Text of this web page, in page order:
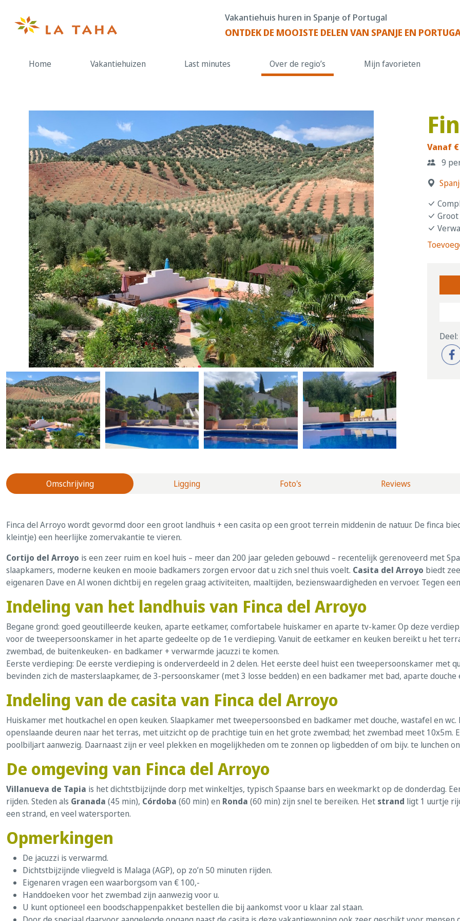
Vakantiehuis huren in Spanje of Portugal
ONTDEK DE MOOISTE DELEN VAN SPANJE EN
Home Vakantiehuizen Last minutes Over de regio’s Mijn favorieten
Vanaf
9
Deel:
Omschrijving Ligging Foto's Reviews
Finca del Arroyo wordt gevormd door een groot landhuis + een casita op een groot terrein middenin de natuur. De finca
kleintje) een heerlijke zomervakantie te vieren.
Cortijo del Arroyo is een zeer ruim en koel huis – meer dan 200 jaar geleden gebouwd – recentelijk gerenoveerd met
slaapkamers, moderne keuken en mooie badkamers zorgen ervoor dat u zich snel thuis voelt. Casita del Arroyo biedt
eigenaren Dave en Al wonen dichtbij en regelen graag activiteiten, maaltijden, bezienswaardigheden en vervoer. Tegen
Indeling van het landhuis van Finca del Arroyo
Begane grond: goed geoutilleerde keuken, aparte eetkamer, comfortabele huiskamer en aparte tv-kamer. Op deze
voor de tweepersoonskamer in het aparte gedeelte op de 1e verdieping. Vanuit de eetkamer en keuken bereikt u het
zwembad, de buitenkeuken- en badkamer + verwarmde jacuzzi te komen.
Eerste verdieping: De eerste verdieping is onderverdeeld in 2 delen. Het eerste deel huist een tweepersoonskamer met
bevinden zich de masterslaapkamer, de 3-persoonskamer (met 3 losse bedden) en een badkamer met bad, aparte douche
Indeling van de casita van Finca del Arroyo
Huiskamer met houtkachel en open keuken. Slaapkamer met tweepersoonsbed en badkamer met douche, wastafel en
openslaande deuren naar het terras, met uitzicht op de prachtige tuin en het grote zwembad; het zwembad meet
poolbiljart aanwezig. Daarnaast zijn er veel plekken en mogelijkheden om te zonnen op ligbedden of om bijv. te lunchen
De omgeving van Finca del Arroyo
Villanueva de Tapia is het dichtstbijzijnde dorp met winkeltjes, typisch Spaanse bars en weekmarkt op de donderdag.
rijden. Steden als Granada (45 min), Córdoba (60 min) en Ronda (60 min) zijn snel te bereiken. Het strand ligt 1 uurtje
een strand, en veel watersporten.
Opmerkingen
De jacuzzi is verwarmd.
Dichtstbijzijnde vliegveld is Malaga (AGP), op zo’n 50 minuten rijden.
Eigenaren vragen een waarborgsom van € 100,-
Handdoeken voor het zwembad zijn aanwezig voor u.
U kunt optioneel een boodschappenpakket bestellen die bij aankomst voor u klaar zal staan.